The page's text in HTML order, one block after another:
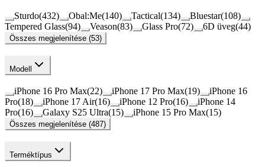
Sturdo(432) Obal:Me(140) Tactical(134) Bluestar(108)
Tempered Glass(94) Veason(83) Glass Pro(72) 6D üveg(44)
Összes megjelenítése (53)
Modell
iPhone 16 Pro Max(22) iPhone 17 Pro Max(19)
iPhone 16
Pro(18) iPhone 17 Air(16) iPhone 12 Pro(16)
iPhone 14
Pro(16) Galaxy S25 Ultra(15) iPhone 15 Pro Max(15)
Összes megjelenítése (487)
Terméktípus